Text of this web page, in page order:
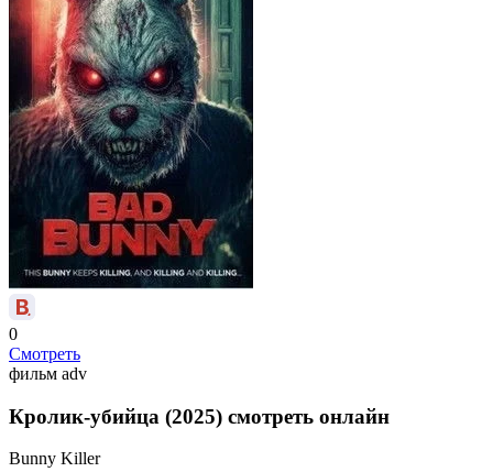
0
Смотреть
фильм adv
Кролик-убийца (2025) смотреть онлайн
Bunny Killer